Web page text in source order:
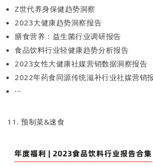
Z世代养身保健趋势洞察
2023大健康趋势洞察报告
膳食营养：益生菌行业调研报告
食品饮料行业轻健康趋势分析报告
2023女性大健康社媒营销数据洞察报告
2022年药食同源传统滋补行业社媒营销
···
11. 预制菜&速食